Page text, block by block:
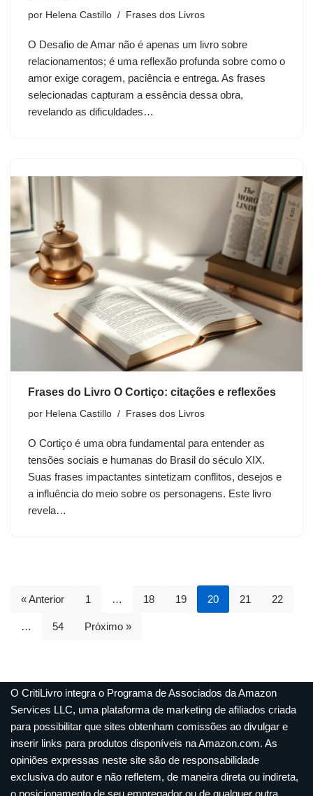
por Helena Castillo Frases dos Livros
O Desafio de Amar não é apenas um livro sobre
relacionamentos; é uma reflexão profunda sobre como o
amor exige coragem, paciência e entrega. As frases
selecionadas capturam a essência dessa obra,
revelando as dificuldades…
Frases do Livro O Cortiço: citações e reflexões
por Helena Castillo Frases dos Livros
O Cortiço é uma obra fundamental para entender as
tensões sociais e humanas do Brasil do século XIX.
Suas frases impactantes sintetizam conflitos, desejos e
a influência do meio sobre os personagens. Este livro
revela…
« Anterior 1 … 18 19 20 21 22
… 54 Próximo »
O CritiLivro integra o Programa de Associados da Amazon
Services LLC, uma plataforma de marketing de afiliados criada
para possibilitar que sites obtenham comissões ao divulgar e
inserir links para produtos disponíveis na Amazon.com. As
opiniões expressas neste site são de responsabilidade
exclusiva do autor e não refletem, de maneira direta ou indireta,
o posicionamento de seu empregador ou de qualquer outra